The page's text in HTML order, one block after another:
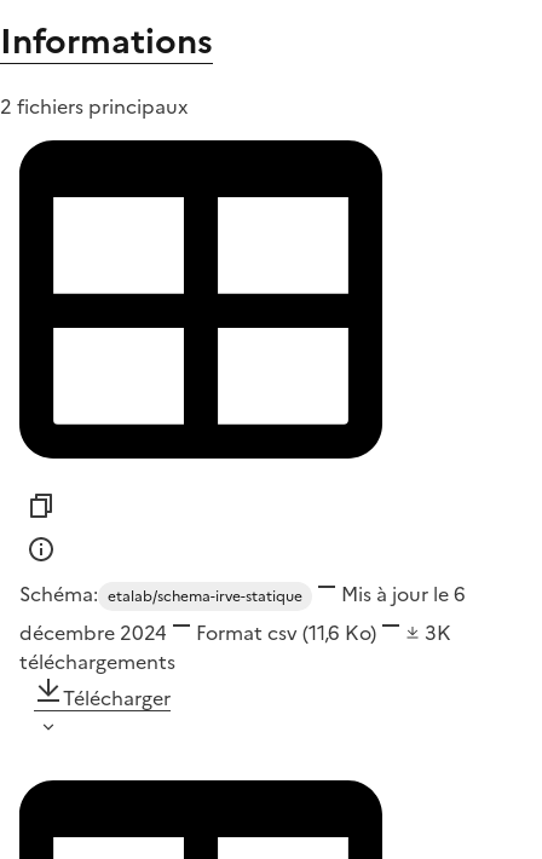
Informations
2 fichiers principaux
Schéma: etalab/schema-irve-statique
Mis à jour le 6
décembre 2024
Format csv(11,6 Ko)
3K
téléchargements
Télécharger